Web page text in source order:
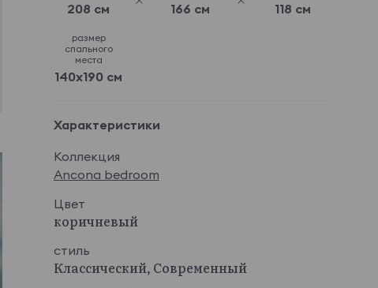
208 см 166 см 118 см
размер
спального
места
140x190 см
Характеристики
Коллекция
Ancona bedroom
Цвет
коричневый
стиль
Классический, Современный